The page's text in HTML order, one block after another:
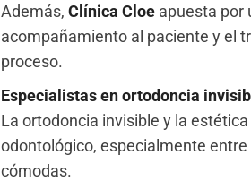
Además, Clínica Cloe apuesta por
acompañamiento al paciente y el
proceso.
Especialistas en ortodoncia
La ortodoncia invisible y la
odontológico, especialmente
cómodas.